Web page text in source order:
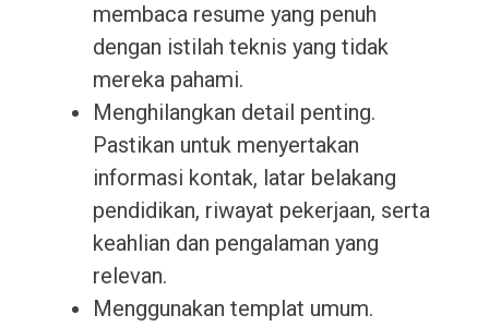
membaca resume yang penuh
dengan istilah teknis yang tidak
mereka pahami.
Menghilangkan detail penting.
Pastikan untuk menyertakan
informasi kontak, latar belakang
pendidikan, riwayat pekerjaan, serta
keahlian dan pengalaman yang
relevan.
Menggunakan templat umum.